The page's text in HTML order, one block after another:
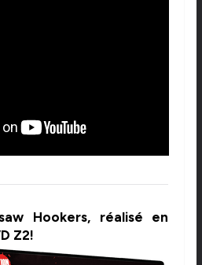
Hookers, réalisé en
Z2!